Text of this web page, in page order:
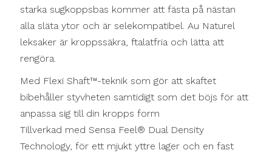
starka sugkoppsbas kommer att fästa på nästan
alla släta ytor och är selekompatibel. Au Naturel
leksaker är kroppssäkra, ftalatfria och lätta att
rengöra.
Med Flexi Shaft™-teknik som gör att skaftet
bibehåller styvheten samtidigt som det böjs för att
anpassa sig till din kropps form
Tillverkad med Sensa Feel® Dual Density
Technology, för ett mjukt yttre lager och en fast